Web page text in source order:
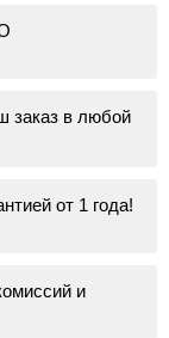
заказ в любой
от 1 года!
и